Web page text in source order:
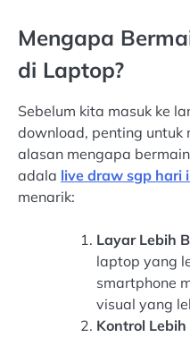
Mengapa
di Laptop?
Sebelum kita masuk ke
download, penting untuk
alasan mengapa
adala live draw sgp hari
menarik:
Layar Lebih
laptop yang
smartphone
visual yang
Kontrol